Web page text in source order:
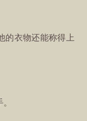
的衣物还能称得上